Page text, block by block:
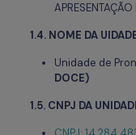
1.4. NOME DA
Unidade de
DOCE)
1.5. CNPJ DA